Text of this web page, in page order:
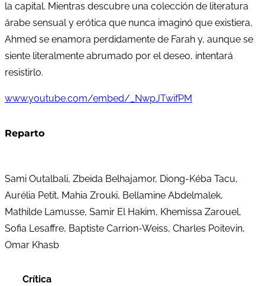
la capital. Mientras descubre una colección de literatura
árabe sensual y erótica que nunca imaginó que existiera,
Ahmed se enamora perdidamente de Farah y, aunque se
siente literalmente abrumado por el deseo, intentará
resistirlo.
www.youtube.com/embed/_NwpJTwifPM
Reparto
Sami Outalbali, Zbeida Belhajamor, Diong-Kéba Tacu,
Aurélia Petit, Mahia Zrouki, Bellamine Abdelmalek,
Mathilde Lamusse, Samir El Hakim, Khemissa Zarouel,
Sofia Lesaffre, Baptiste Carrion-Weiss, Charles Poitevin,
Omar Khasb
Crítica